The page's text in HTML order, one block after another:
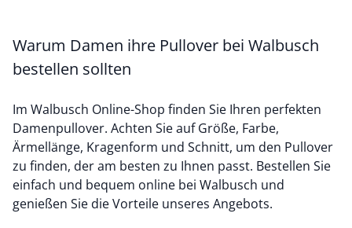
Warum Damen ihre Pullover bei Walbusch
bestellen sollten
Im Walbusch Online-Shop finden Sie Ihren perfekten
Damenpullover. Achten Sie auf Größe, Farbe,
Ärmellänge, Kragenform und Schnitt, um den Pullover
zu finden, der am besten zu Ihnen passt. Bestellen Sie
einfach und bequem online bei Walbusch und
genießen Sie die Vorteile unseres Angebots.